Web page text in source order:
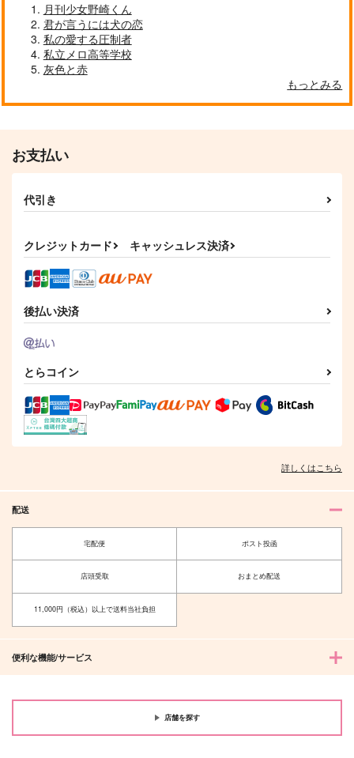
幸せな日々
柿の木の下
和泉一織×和泉三月
サンプル
いずみっでい！
月刊少女野崎くん
君が言うには犬の恋
私の愛する圧制者
私立メロ高等学校
灰色と赤
もっとみる
お支払い
代引き
クレジットカード キャッシュレス決済
後払い決済
とらコイン
詳しくはこちら
配送
宅配便 ポスト投函
店頭受取 おまとめ配送
11,000円（税込）以上で送料当社負担
便利な機能/サービス
店舗を探す